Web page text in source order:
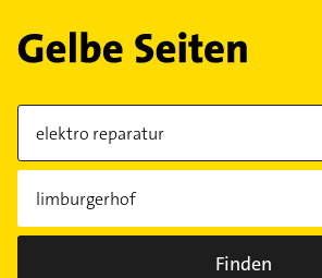
Finden